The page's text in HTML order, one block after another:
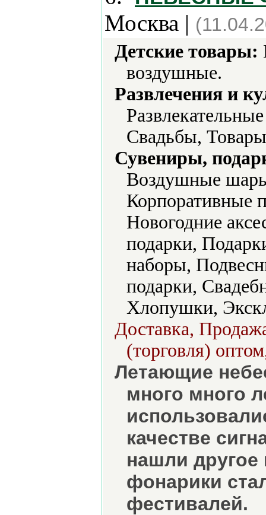
Москва |
Детские товары:
воздушные.
Развлечения и
Свадьбы,
Сувениры,
Воздушные
Корпоративные
Новогодние
подарки,
наборы,
подарки,
Хлопушки,
Доставка,
(торговля)
Летающие
много много
качестве
нашли
фонарики
фестивалей.